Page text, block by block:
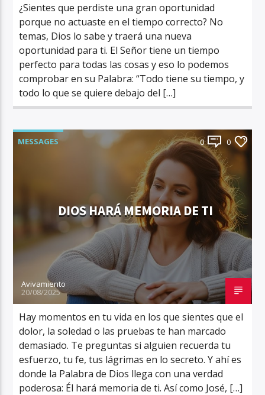
¿Sientes que perdiste una gran oportunidad
porque no actuaste en el tiempo correcto? No
temas, Dios lo sabe y traerá una nueva
oportunidad para ti. El Señor tiene un tiempo
perfecto para todas las cosas y eso lo podemos
comprobar en su Palabra: “Todo tiene su tiempo, y
todo lo que se quiere debajo del […]
MESSAGES 0 0
DIOS HARÁ MEMORIA DE TI
Avivamiento
20/08/2025
Hay momentos en tu vida en los que sientes que el
dolor, la soledad o las pruebas te han marcado
demasiado. Te preguntas si alguien recuerda tu
esfuerzo, tu fe, tus lágrimas en lo secreto. Y ahí es
donde la Palabra de Dios llega con una verdad
poderosa: Él hará memoria de ti. Así como José, […]